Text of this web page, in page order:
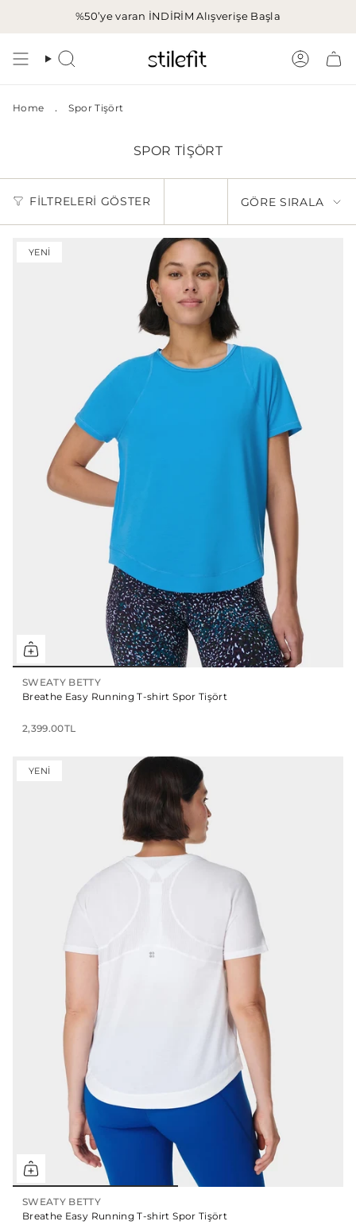
%50’ye varan İNDİRİMAlışverişe Başla
Aramak Hesap
Home . Spor Tişört
SPOR TIŞÖRT
FILTRELERI GÖSTER
GÖRE
GÖRE SIRALA
YENI
SWEATY BETTY
Breathe Easy Running T-shirt Spor Tişört
2,399.00TL
YENI
SWEATY BETTY
Breathe Easy Running T-shirt Spor Tişört